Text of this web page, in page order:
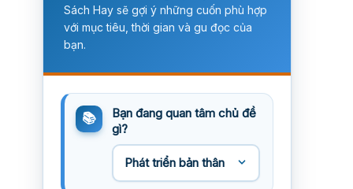
Sách Hay sẽ gợi ý những cuốn phù hợp
với mục tiêu, thời gian và gu đọc của
bạn.
Bạn đang quan tâm chủ đề
gì?